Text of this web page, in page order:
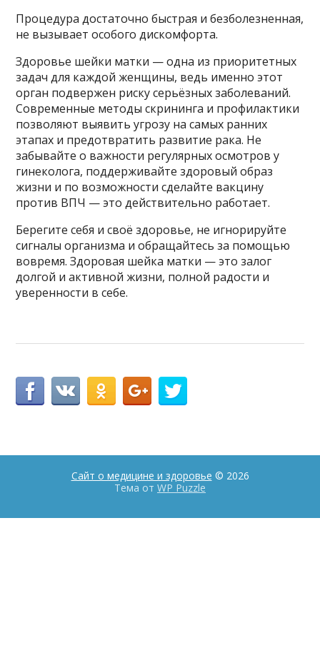
Процедура достаточно быстрая и безболезненная,
не вызывает особого дискомфорта.
Здоровье шейки матки — одна из приоритетных
задач для каждой женщины, ведь именно этот
орган подвержен риску серьёзных заболеваний.
Современные методы скрининга и профилактики
позволяют выявить угрозу на самых ранних
этапах и предотвратить развитие рака. Не
забывайте о важности регулярных осмотров у
гинеколога, поддерживайте здоровый образ
жизни и по возможности сделайте вакцину
против ВПЧ — это действительно работает.
Берегите себя и своё здоровье, не игнорируйте
сигналы организма и обращайтесь за помощью
вовремя. Здоровая шейка матки — это залог
долгой и активной жизни, полной радости и
уверенности в себе.
Сайт о медицине и здоровье © 2026
Тема от WP Puzzle